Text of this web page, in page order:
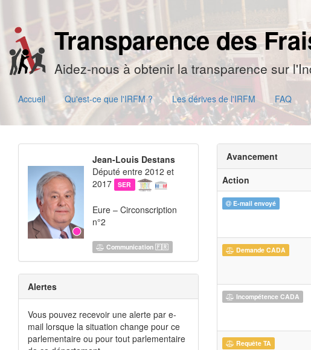
Transparence des
Aidez-nous à obtenir la transparence sur
Accueil Qu'est-ce que l'IRFM ? Les dérives de l'IRFM FAQ
Jean-Louis Destans
Député entre 2012 et
2017
SER
Eure – Circonscription
n°2
Communication 🇫🇷
Alertes
Vous pouvez recevoir une alerte par e-
mail lorsque la situation change pour ce
parlementaire ou pour tout parlementaire
Avancement
Action
E-mail envoyé
Demande CADA
Incompétence CADA
Requête TA